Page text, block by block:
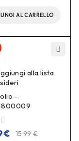
AL CARRELLO
alla lista
-
15,99€
€